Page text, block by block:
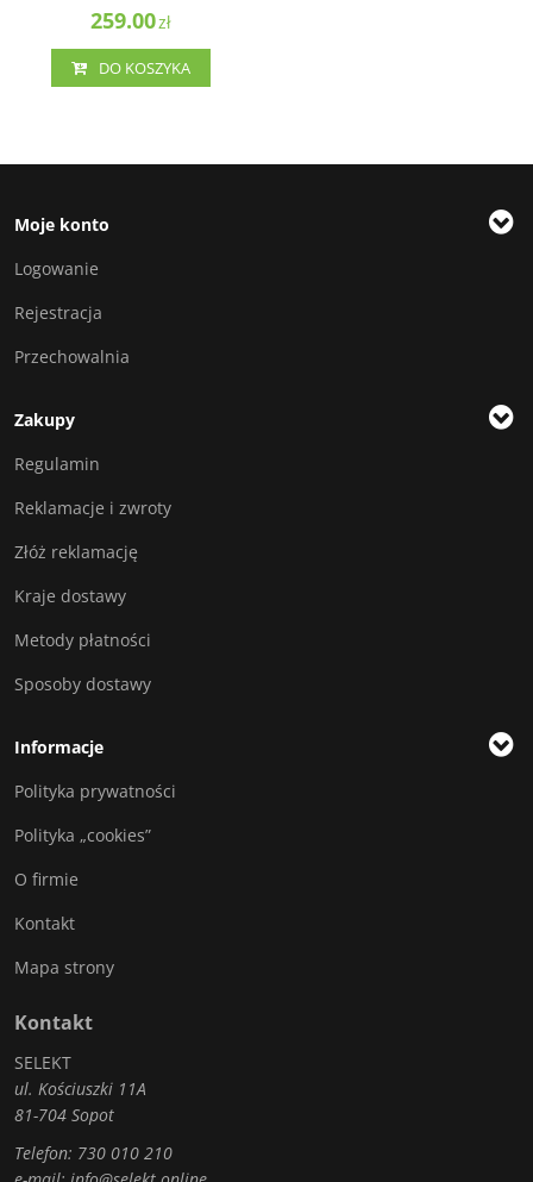
259.00zł
DO KOSZYKA
Moje konto
Logowanie
Rejestracja
Przechowalnia
Zakupy
Regulamin
Reklamacje i zwroty
Złóż reklamację
Kraje dostawy
Metody płatności
Sposoby dostawy
Informacje
Polityka prywatności
Polityka „cookies”
O firmie
Kontakt
Mapa strony
Kontakt
SELEKT
ul. Kościuszki 11A
81-704 Sopot
Telefon: 730 010 210